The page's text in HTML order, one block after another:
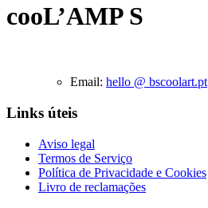
cooL’AMP S
Email: hello @ bscoolart.pt
Links úteis
Aviso legal
Termos de Serviço
Política de Privacidade e Cookies
Livro de reclamações